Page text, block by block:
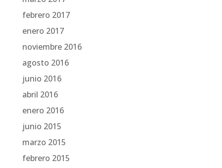
febrero 2017
enero 2017
noviembre 2016
agosto 2016
junio 2016
abril 2016
enero 2016
junio 2015
marzo 2015
febrero 2015